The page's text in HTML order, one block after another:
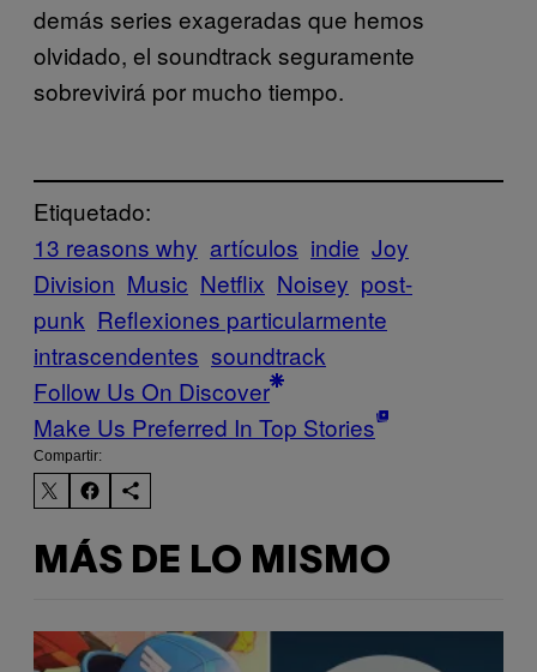
demás series exageradas que hemos
olvidado, el soundtrack seguramente
sobrevivirá por mucho tiempo.
Etiquetado:
13 reasons why artículos indie Joy
Division Music Netflix Noisey post-
punk Reflexiones particularmente
intrascendentes soundtrack
Follow Us On Discover
Make Us Preferred In Top Stories
Compartir:
MÁS DE LO MISMO